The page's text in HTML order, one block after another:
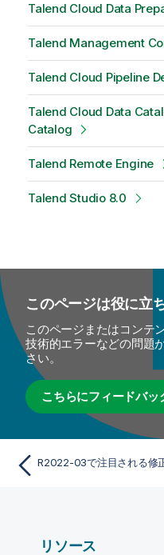
Talend Cloud Data
Talend Management
Talend Cloud Pipeline
Talend Cloud Data
Catalog
Talend Remote Engine
Talend Studio 8.0
このページは役に立
このページまたはコンテ
技術的エラーなどの問題
さい。
こちらにフィードバ
R2022-03で注目される修
リソース